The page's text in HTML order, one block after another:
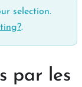
selection.
.
par les